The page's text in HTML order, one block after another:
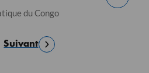
du Congo
Suivant